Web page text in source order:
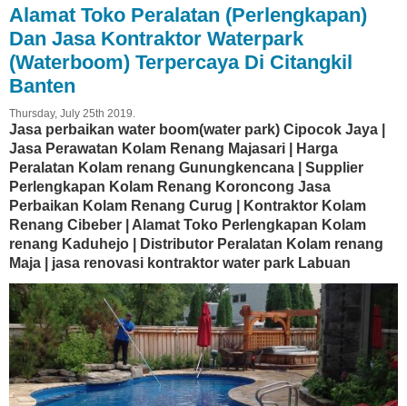
Alamat Toko Peralatan (Perlengkapan)
Dan Jasa Kontraktor Waterpark
(Waterboom) Terpercaya Di Citangkil
Banten
Thursday, July 25th 2019.
Jasa perbaikan water boom(water park) Cipocok Jaya |
Jasa Perawatan Kolam Renang Majasari | Harga
Peralatan Kolam renang Gunungkencana | Supplier
Perlengkapan Kolam Renang Koroncong Jasa
Perbaikan Kolam Renang Curug | Kontraktor Kolam
Renang Cibeber | Alamat Toko Perlengkapan Kolam
renang Kaduhejo | Distributor Peralatan Kolam renang
Maja | jasa renovasi kontraktor water park Labuan